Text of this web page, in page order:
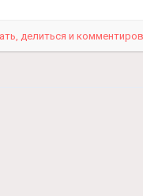
делиться и